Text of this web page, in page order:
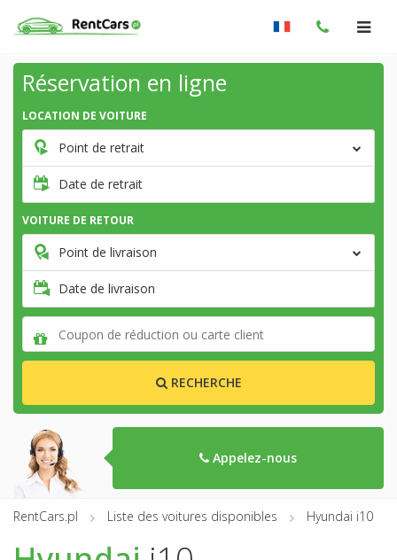
Réservation en ligne
LOCATION DE VOITURE
Point de retrait
Date de retrait
VOITURE DE RETOUR
Point de livraison
Date de livraison
RECHERCHE
Appelez-nous
RentCars.pl Liste des voitures disponibles Hyundai i10